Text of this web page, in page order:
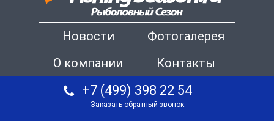
Новости
Фотогалерея
О компании
Контакты
+7 (499) 398 22 54
Заказать обратный звонок